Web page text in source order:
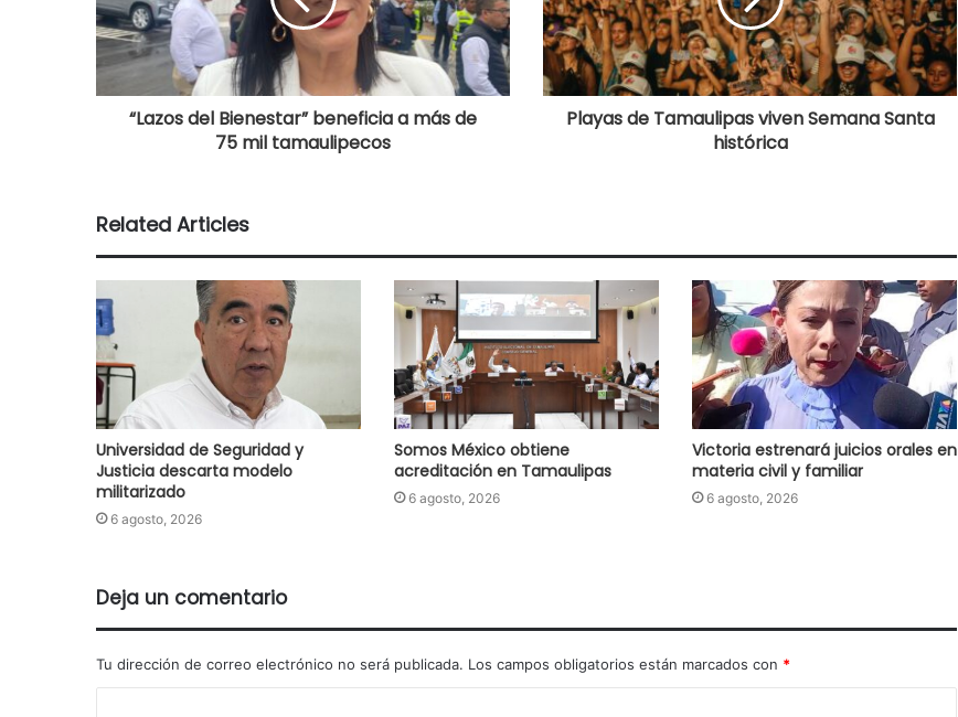
“Lazos del Bienestar” beneficia a más de
75 mil tamaulipecos
Playas de Tamaulipas viven Semana Santa
histórica
Related Articles
Universidad de Seguridad y
Justicia descarta modelo
militarizado
6 agosto, 2026
Somos México obtiene
acreditación en Tamaulipas
6 agosto, 2026
Victoria estrenará juicios orales en
materia civil y familiar
6 agosto, 2026
Deja un comentario
Tu dirección de correo electrónico no será publicada. Los campos obligatorios están marcados con *